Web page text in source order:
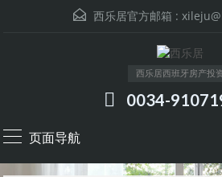
西乐居官方邮箱 :
西乐居西班牙房产投
0034-
页面导航